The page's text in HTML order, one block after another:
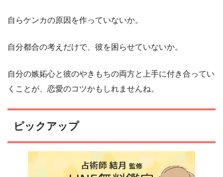
自らケンカの原因を作っていないか。
自分都合の考えだけで、彼を困らせていないか。
自分の嫉妬心と彼のやきもちの両方と上手に付き合ってい
くことが、恋愛のコツかもしれませんね。
ピックアップ